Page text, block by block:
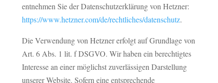
entnehmen Sie der Datenschutzerklärung von Hetzner:
https://www.hetzner.com/de/rechtliches/datenschutz.
Die Verwendung von Hetzner erfolgt auf Grundlage von
Art. 6 Abs. 1 lit. f DSGVO. Wir haben ein berechtigtes
Interesse an einer möglichst zuverlässigen Darstellung
unserer Website. Sofern eine entsprechende